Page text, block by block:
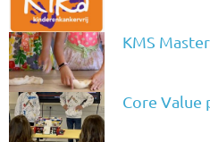
KMS
Core Value